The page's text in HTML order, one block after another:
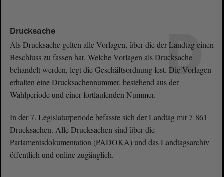
D
Drucksache
Als Drucksache gelten alle Vorlagen, über die der Landtag einen
Beschluss zu fassen hat. Welche Vorlagen als Drucksache
behandelt werden, legt die Geschäftsordnung fest. Die Vorlagen
erhalten eine Drucksachennummer, bestehend aus der
Wahlperiode und einer fortlaufenden Nummer.
In der 7. Legislaturperiode befasste sich der Landtag mit 7 861
Drucksachen. Alle Drucksachen sind über die
Parlamentsdokumentation (PADOKA) und das Landtagsarchiv
öffentlich und online zugänglich.